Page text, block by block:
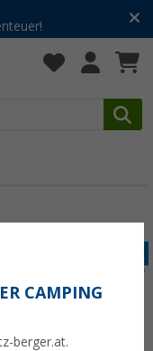
CAMPING
berger.at.